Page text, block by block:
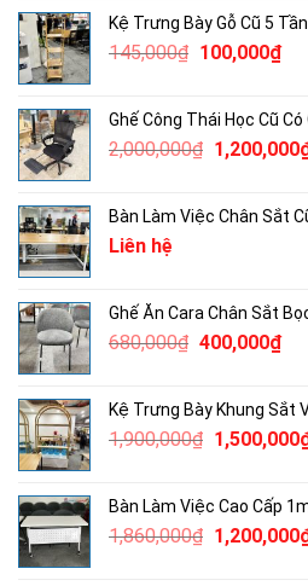
172,000₫. là:
Kệ Trưng Bày Gỗ Cũ 5
145,000₫ Giá
145,000₫.
100,000₫Giá
là:
Ghế Công Thái Học Cũ Có
2,000,000₫ Giá
1,200,000
Bàn Làm Việc Chân Sắt
Liên hệ
Ghế Ăn Cara Chân Sắt
680,000₫ Giá
680,000₫.
400,000₫Giá
là:
Kệ Trưng Bày Khung Sắt
1,900,000₫ Giá
1,500,000
Bàn Làm Việc Cao Cấp
1,860,000₫ Giá
1,200,000